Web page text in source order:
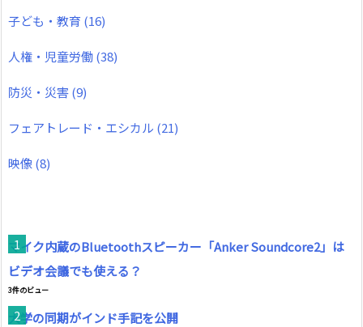
子ども・教育 (16)
人権・児童労働(38)
防災・災害(9)
フェアトレード・エシカル (21)
映像(8)
マイク内蔵のBluetoothスピーカー「Anker Soundcore2」は
ビデオ会議でも使える？
3件のビュー
大学の同期がインド手記を公開